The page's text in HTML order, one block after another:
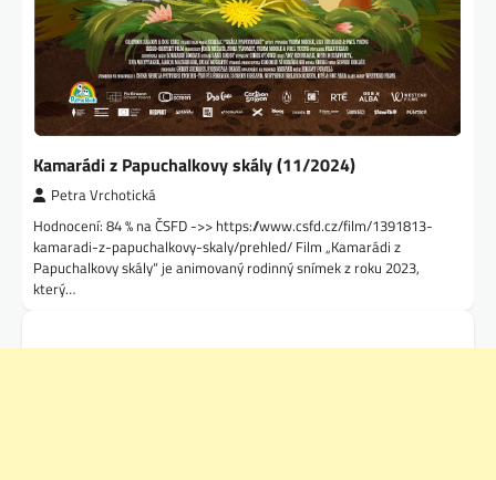
Kamarádi z Papuchalkovy skály (11/2024)
Petra Vrchotická
Hodnocení: 84 % na ČSFD ->> https://www.csfd.cz/film/1391813-
kamaradi-z-papuchalkovy-skaly/prehled/ Film „Kamarádi z
Papuchalkovy skály“ je animovaný rodinný snímek z roku 2023,
který…